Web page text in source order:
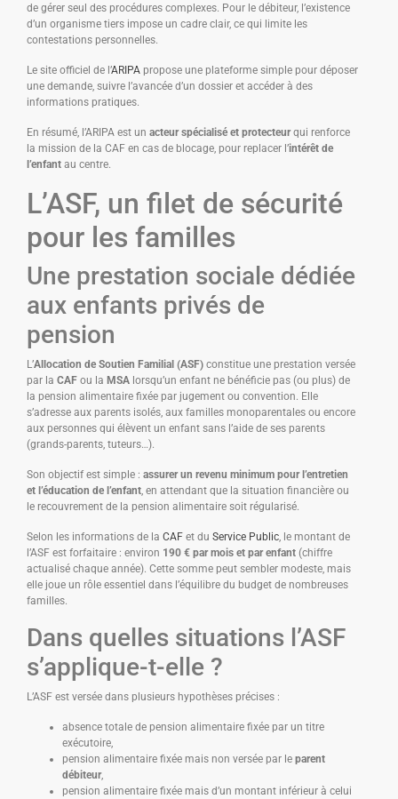
de gérer seul des procédures complexes. Pour le débiteur, l’existence
d’un organisme tiers impose un cadre clair, ce qui limite les
contestations personnelles.
Le site officiel de l’ARIPA propose une plateforme simple pour déposer
une demande, suivre l’avancée d’un dossier et accéder à des
informations pratiques.
En résumé, l’ARIPA est un acteur spécialisé et protecteurqui renforce
la mission de la CAF en cas de blocage, pour replacer l’intérêt de
l’enfant au centre.
L’ASF, un filet de sécurité
pour les familles
Une prestation sociale dédiée
aux enfants privés de
pension
L’Allocation de Soutien Familial (ASF) constitue une prestation versée
par la CAF ou la MSA lorsqu’un enfant ne bénéficie pas (ou plus) de
la pension alimentaire fixée par jugement ou convention. Elle
s’adresse aux parents isolés, aux familles monoparentales ou encore
aux personnes qui élèvent un enfant sans l’aide de ses parents
(grands-parents, tuteurs…).
Son objectif est simple : assurer un revenu minimum pour l’entretien
et l’éducation de l’enfant, en attendant que la situation financière ou
le recouvrement de la pension alimentaire soit régularisé.
Selon les informations de la CAF et du Service Public, le montant de
l’ASF est forfaitaire : environ 190 € par mois et par enfant (chiffre
actualisé chaque année). Cette somme peut sembler modeste, mais
elle joue un rôle essentiel dans l’équilibre du budget de nombreuses
familles.
Dans quelles situations l’ASF
s’applique-t-elle ?
L’ASF est versée dans plusieurs hypothèses précises :
absence totale de pension alimentaire fixée par un titre
exécutoire,
pension alimentaire fixée mais non versée par le parent
débiteur,
pension alimentaire fixée mais d’un montant inférieur à celui